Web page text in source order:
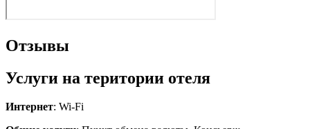
Отзывы
Услуги на територии отеля
Интернет: Wi-Fi